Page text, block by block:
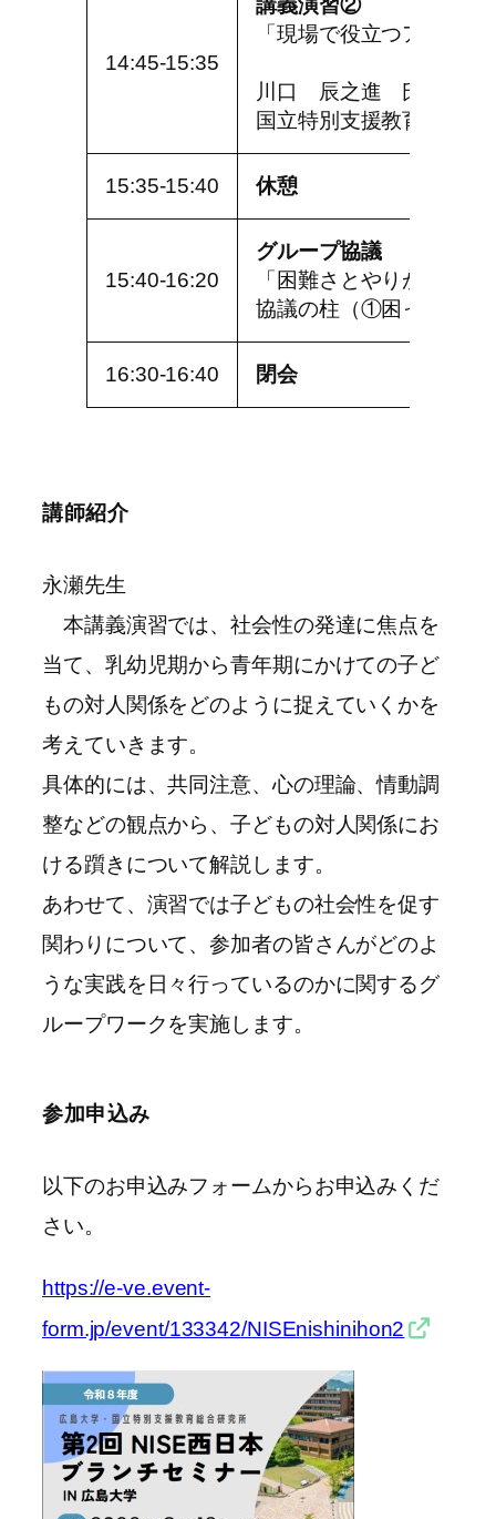
14:45-15:35
講義演習②
「現場で役立つアセス
川口 辰之進 氏
国立特別支援教育総合
15:35-15:40 休憩
15:40-16:20
グループ協議
「困難さとやりがいの
協議の柱（①困ってい
16:30-16:40 閉会
講師紹介
永瀬先生
本講義演習では、社会性の発達に焦点を
当て、乳幼児期から青年期にかけての子ど
もの対人関係をどのように捉えていくかを
考えていきます。
具体的には、共同注意、心の理論、情動調
整などの観点から、子どもの対人関係にお
ける躓きについて解説します。
あわせて、演習では子どもの社会性を促す
関わりについて、参加者の皆さんがどのよ
うな実践を日々行っているのかに関するグ
ループワークを実施します。
参加申込み
以下のお申込みフォームからお申込みくだ
さい。
https://e-ve.event-
form.jp/event/133342/NISEnishinihon2